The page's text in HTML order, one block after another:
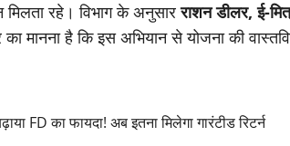
रहे। विभाग के अनुसारराशन डीलर, ई-
मानना है कि इस अभियान से योजना की
का फायदा! अब इतना मिलेगा गारंटीड रिटर्न